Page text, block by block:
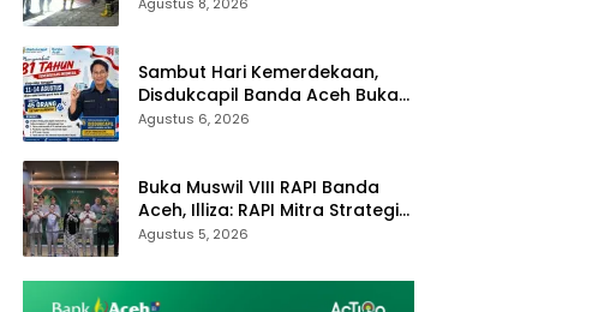
Sambut Hari Kemerdekaan,
Disdukcapil Banda Aceh Buka
Layanan Ganti Foto KTP
Agustus 6, 2026
Buka Muswil VIII RAPI Banda
Aceh, Illiza: RAPI Mitra Strategis
Pemerintah
Agustus 5, 2026